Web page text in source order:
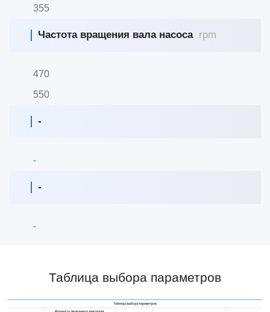
355
Частота вращения вала насоса rpm
470
550
-
-
-
-
Таблица выбора параметров